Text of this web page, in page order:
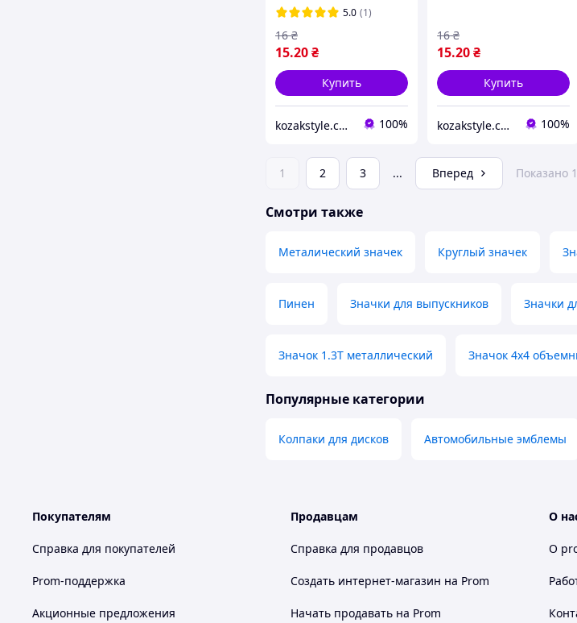
5.0 (1)
15.20₴
16 ₴
Купить
kozakstyle.com. Украинская народная одежда. Патриотическая одежда. Украинские аксессуары и сувениры 100%
15.20₴
16 ₴
Купить
kozakstyle.com. Украинская народная одежда. Патриотическая одежда. Украинские аксессуары и сувениры 100%
1 2 3 ... Вперед Показано
Смотри также
Металический значек Круглый значек
Пинен Значки для выпускников Значки
Значок 1.3T металлический Значок 4x4
Популярные категории
Колпаки для дисков Автомобильные эмблемы
Покупателям
Справка для покупателей
Prom-поддержка
Акционные предложения
Продавцам
Справка для продавцов
Создать интернет-магазин на Prom
Начать продавать на Prom
О
О